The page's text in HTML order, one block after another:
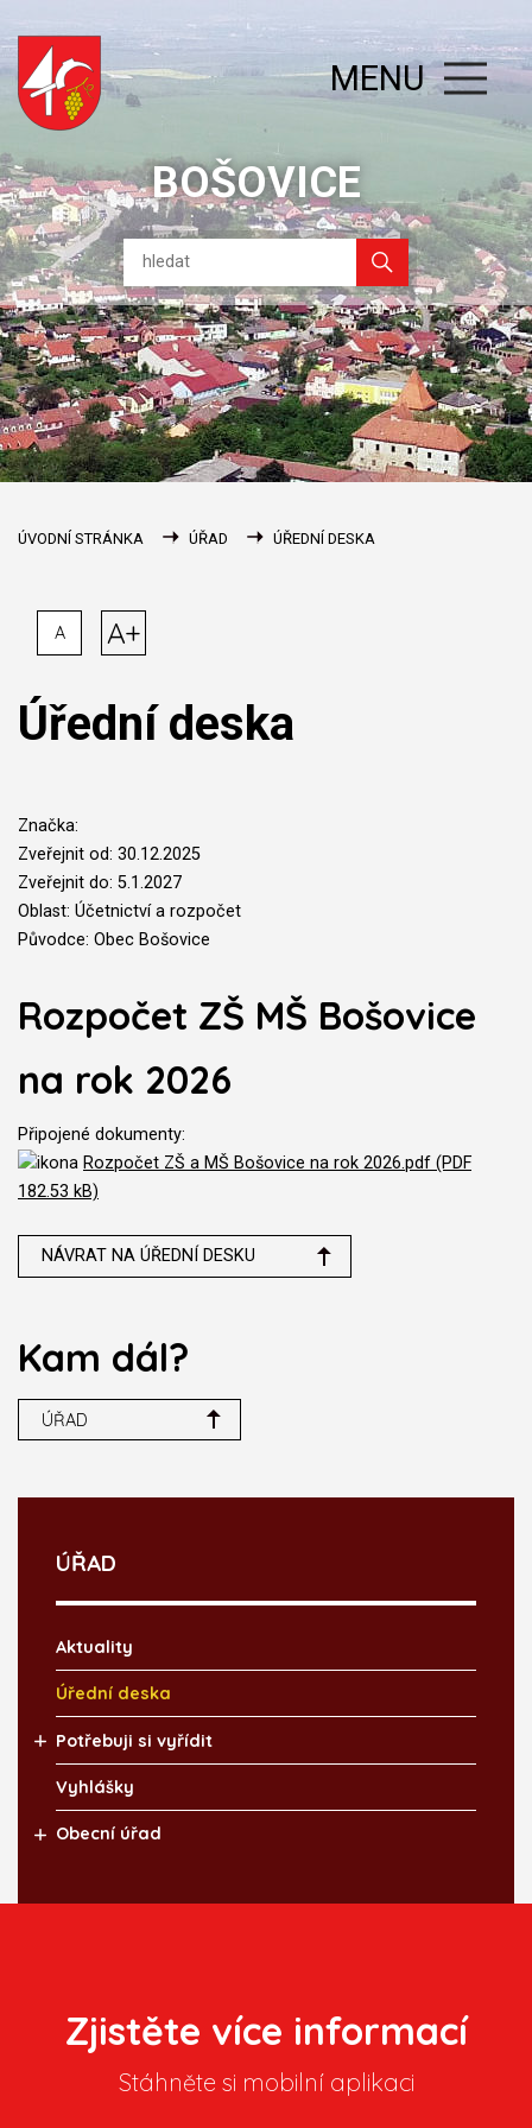
BOŠOVICE
MENU
ÚVODNÍ STRÁNKA ÚŘAD ÚŘEDNÍ DESKA
A A+
Úřední deska
Značka:
Zveřejnit od: 30.12.2025
Zveřejnit do: 5.1.2027
Oblast: Účetnictví a rozpočet
Původce: Obec Bošovice
Rozpočet ZŠ MŠ Bošovice
na rok 2026
Připojené dokumenty:
Rozpočet ZŠ a MŠ Bošovice na rok 2026.pdf (PDF
182.53 kB)
NÁVRAT NA ÚŘEDNÍ DESKU
Kam dál?
ÚŘAD
ÚŘAD
Aktuality
Úřední deska
Potřebuji si vyřídit
Vyhlášky
Obecní úřad
Zjistěte více informací
Stáhněte si mobilní aplikaci